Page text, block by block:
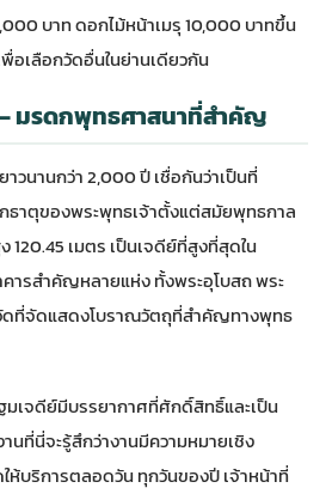
บาท ดอกไม้หน้าเมรุ 10,000 บาทขึ้น
พื่อเลือกวัดอื่นในย่านเดียวกัน
มรดกพุทธศาสนาที่สำคัญ
วนานกว่า 2,000 ปี เชื่อกันว่าเป็นที่
ธาตุของพระพุทธเจ้าตั้งแต่สมัยพุทธกาล
120.45 เมตร เป็นเจดีย์ที่สูงที่สุดใน
คารสำคัญหลายแห่ง ทั้งพระอุโบสถ พระ
ที่จัดแสดงโบราณวัตถุที่สำคัญทางพุทธ
เจดีย์มีบรรยากาศที่ศักดิ์สิทธิ์และเป็น
นที่นี่จะรู้สึกว่างานมีความหมายเชิง
บริการตลอดวัน ทุกวันของปี เจ้าหน้าที่